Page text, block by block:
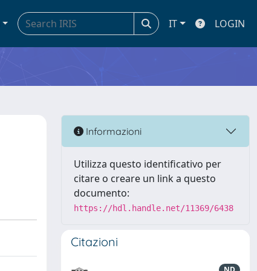
IT LOGIN
Informazioni
Utilizza questo identificativo per
citare o creare un link a questo
documento:
https://hdl.handle.net/11369/6438
Citazioni